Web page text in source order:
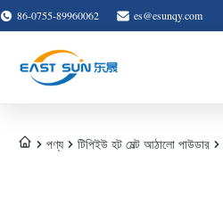
86-0755-89960062 es@esunqy.com
পণ্য টিপিইউ হট মেল্ট আঠালো পাউডার